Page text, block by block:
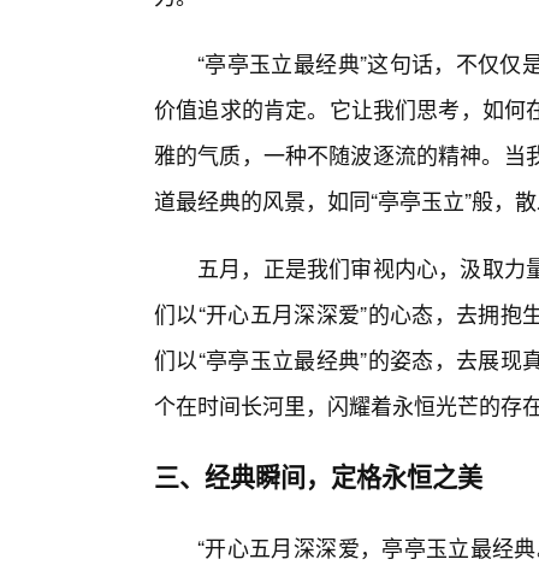
“亭亭玉立最经典”这句话，不仅
价值追求的肯定。它让我们思考，如
雅的气质，一种不随波逐流的精神。
道最经典的风景，如同“亭亭玉立”般，
五月，正是我们审视内心，汲取
们以“开心五月深深爱”的心态，去拥
们以“亭亭玉立最经典”的姿态，去展
个在时间长河里，闪耀着永恒光芒的存
三、经典瞬间，定格永恒之美
“开心五月深深爱，亭亭玉立最经